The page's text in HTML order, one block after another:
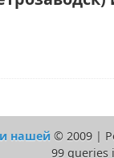
нашей © 2009 |
99 queries